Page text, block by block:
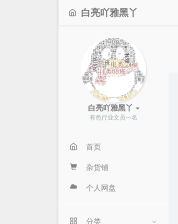
白亮吖雅黑丫
白亮吖雅黑丫
有色行业文员一名
首页
杂货铺
个人网盘
分类